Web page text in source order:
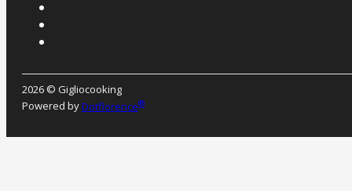
2026 © Gigliocooking
Powered byDotflorence®